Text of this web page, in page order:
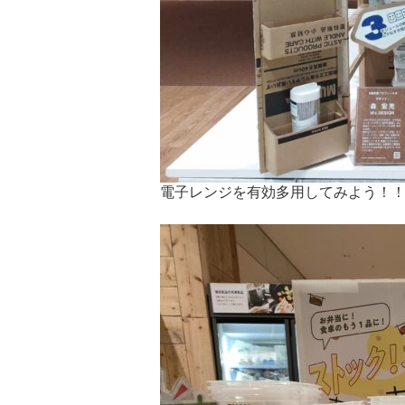
電子レンジを有効多用してみよう！